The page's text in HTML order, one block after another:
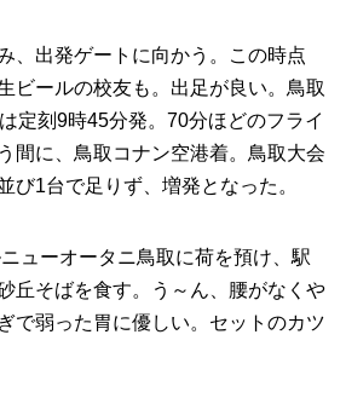
、出発ゲートに向かう。この時点
ビールの校友も。出足が良い。鳥取
定刻9時45分発。70分ほどのフライ
間に、鳥取コナン空港着。鳥取大会
び1台で足りず、増発となった。
ューオータニ鳥取に荷を預け、駅
丘そばを食す。う～ん、腰がなくや
で弱った胃に優しい。セットのカツ